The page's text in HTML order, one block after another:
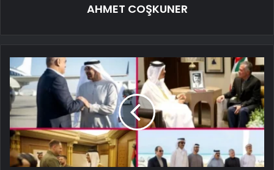
AHMET COŞKUNER